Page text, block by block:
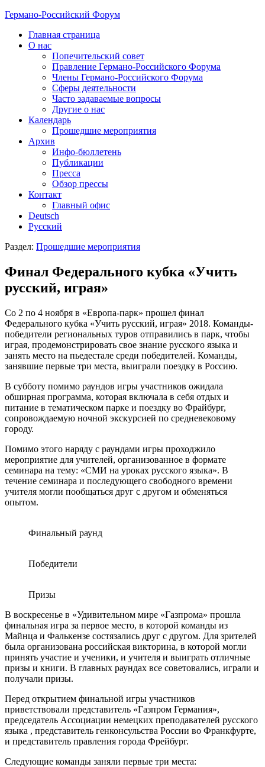
Германо-Российский Форум
Главная страница
О нас
Попечительский совет
Правление Германо-Российского Форума
Члены Германо-Российского Форума
Сферы деятельности
Часто задаваемые вопросы
Другие о нас
Календарь
Прошедшие мероприятия
Архив
Инфо-бюллетень
Публикации
Пресса
Обзор прессы
Контакт
Главный офис
Deutsch
Русский
Раздел: Прошедшие мероприятия
Финал Федерального кубка «Учить
русский, играя»
Со 2 по 4 ноября в «Европа-парк» прошел финал
Федерального кубка «Учить русский, играя» 2018. Команды-
победители региональных туров отправились в парк, чтобы
играя, продемонстрировать свое знание русского языка и
занять место на пьедестале среди победителей. Команды,
занявшие первые три места, выиграли поездку в Россию.
В субботу помимо раундов игры участников ожидала
обширная программа, которая включала в себя отдых и
питание в тематическом парке и поездку во Фрайбург,
сопровождаемую ночной экскурсией по средневековому
городу.
Помимо этого наряду с раундами игры проходжило
мероприятие для учителей, организованное в формате
семинара на тему: «СМИ на уроках русского языка». В
течение семинара и последующего свободного времени
учителя могли пообщаться друг с другом и обменяться
опытом.
Финальный раунд
Победители
Призы
В воскресенье в «Удивительном мире «Газпрома» прошла
финальная игра за первое место, в которой команды из
Майнца и Фалькензе состязались друг с другом. Для зрителей
была организована российская викторина, в которой могли
принять участие и ученики, и учителя и выиграть отличные
призы и книги. В главных раундах все советовались, играли и
получали призы.
Перед открытием финальной игры участников
приветствовали представитель «Газпром Германия»,
председатель Ассоциации немецких преподавателей русского
языка , представитель генконсульства России во Франкфурте,
и представитель правления города Фрейбург.
Следующие команды заняли первые три места: